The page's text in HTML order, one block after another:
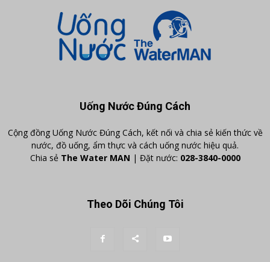
Uống Nước Đúng Cách
Cộng đồng Uống Nước Đúng Cách, kết nối và chia sẻ kiến thức về
nước, đồ uống, ẩm thực và cách uống nước hiệu quả.
Chia sẻ The Water MAN | Đặt nước: 028-3840-0000
Theo Dõi Chúng Tôi